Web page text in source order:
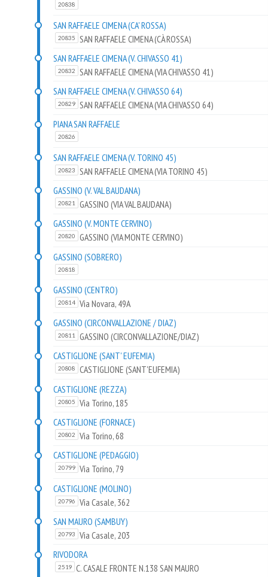
20838
SAN RAFFAELE CIMENA (CA' ROSSA)
20835
SAN RAFFAELE CIMENA (CÀ ROSSA)
SAN RAFFAELE CIMENA (V. CHIVASSO 41)
20832
SAN RAFFAELE CIMENA (VIA CHIVASSO 41)
SAN RAFFAELE CIMENA (V. CHIVASSO 64)
20829
SAN RAFFAELE CIMENA (VIA CHIVASSO 64)
PIANA SAN RAFFAELE
20826
SAN RAFFAELE CIMENA (V. TORINO 45)
20823
SAN RAFFAELE CIMENA (VIA TORINO 45)
GASSINO (V. VAL BAUDANA)
20821
GASSINO (VIA VAL BAUDANA)
GASSINO (V. MONTE CERVINO)
20820
GASSINO (VIA MONTE CERVINO)
GASSINO (SOBRERO)
20818
GASSINO (CENTRO)
20814
Via Novara, 49A
GASSINO (CIRCONVALLAZIONE / DIAZ)
20811
GASSINO (CIRCONVALLAZIONE/DIAZ)
CASTIGLIONE (SANT' EUFEMIA)
20808
CASTIGLIONE (SANT'EUFEMIA)
CASTIGLIONE (REZZA)
20805
Via Torino, 185
CASTIGLIONE (FORNACE)
20802
Via Torino, 68
CASTIGLIONE (PEDAGGIO)
20799
Via Torino, 79
CASTIGLIONE (MOLINO)
20796
Via Casale, 362
SAN MAURO (SAMBUY)
20793
Via Casale, 203
RIVODORA
2519 C. CASALE FRONTE N.138 SAN MAURO